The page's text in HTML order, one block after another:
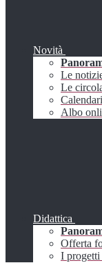
Novità
Le
Le
Albo
Didattica
Offerta
I progetti